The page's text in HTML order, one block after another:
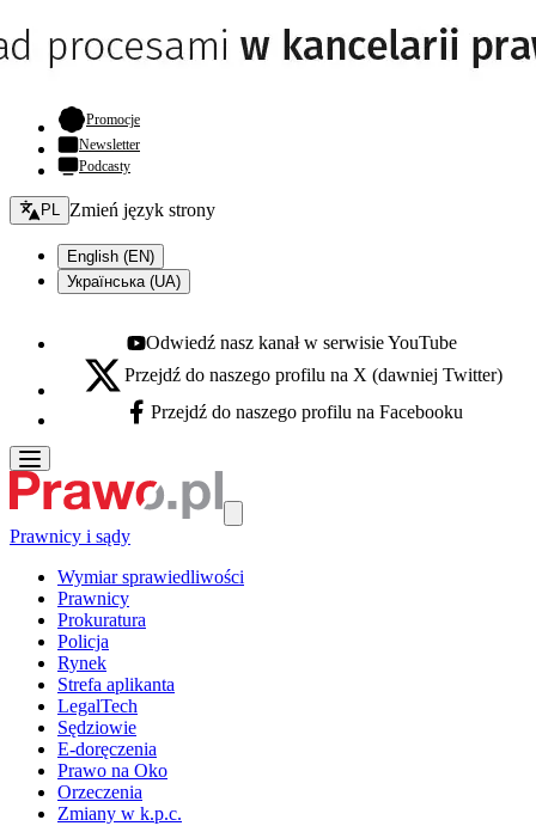
Promocje- otwiera się w nowej karcie
Newsletter
Podcasty
Zmień język - bieżący:
PL Zmień język strony
English (EN)
Українська (UA)
Youtube - otwiera się w nowej karcie
Odwiedź nasz kanał w serwisie YouTube
X - otwiera się w nowej karcie
Przejdź do naszego profilu na X (dawniej Twitter)
Facebook - otwiera się w nowej karcie
Przejdź do naszego profilu na Facebooku
Prawnicy i sądy
Wymiar sprawiedliwości
Prawnicy
Prokuratura
Policja
Rynek
Strefa aplikanta
LegalTech
Sędziowie
E-doręczenia
Prawo na Oko
Orzeczenia
Zmiany w k.p.c.